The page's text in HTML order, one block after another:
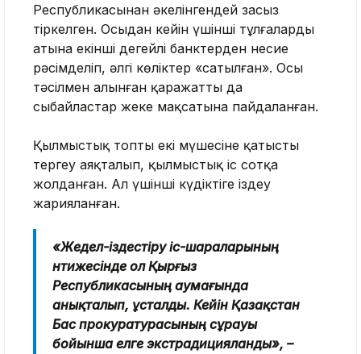
Республикасынан әкелінгендей заңсыз
тіркелген. Осыдан кейін үшінші тұлғалардың
атына екінші деңгейлі банктерден несие
рәсімделіп, әлгі көліктер «сатылған». Осы
тәсілмен алынған қаражатты да
сыбайластар жеке мақсатына пайдаланған.
Қылмыстық топтың екі мүшесіне қатысты
тергеу аяқталып, қылмыстық іс сотқа
жолданған. Ал үшінші күдіктіге іздеу
жарияланған.
«Жедел-іздестіру іс-шараларының
нәтижесінде ол Қырғыз
Республикасының аумағында
анықталып, ұсталды. Кейін Қазақстан
Бас прокуратурасының сұрауы
бойынша елге экстрадицияланды», –